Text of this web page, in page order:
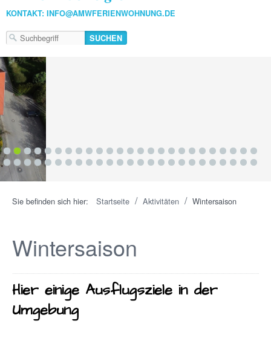
KONTAKT: INFO@AMWFERIENWOHNUNG.DE
1 2 3 4 5 6 7 8 9 10 11 12 13 14 15 16 17 18 19 20 21 22 23 24 25
26 27 28 2930 31 32 33 34 35 36 37 38 39 40 41 42 43 44 45 46 47 48 49 50
Sie befinden sich hier: Startseite / Aktivitäten / Wintersaison
Wintersaison
Hier einige Ausflugsziele in der
Umgebung